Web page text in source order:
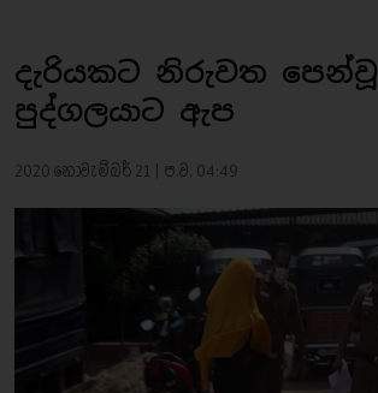
දැරියකට නිරුවත පෙන්වූ
පුද්ගලයාට ඇප
2020 නොවැම්බර් 21 | ප.ව. 04:49